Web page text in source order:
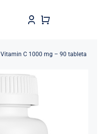
Vitamin C 1000 mg – 90 tableta